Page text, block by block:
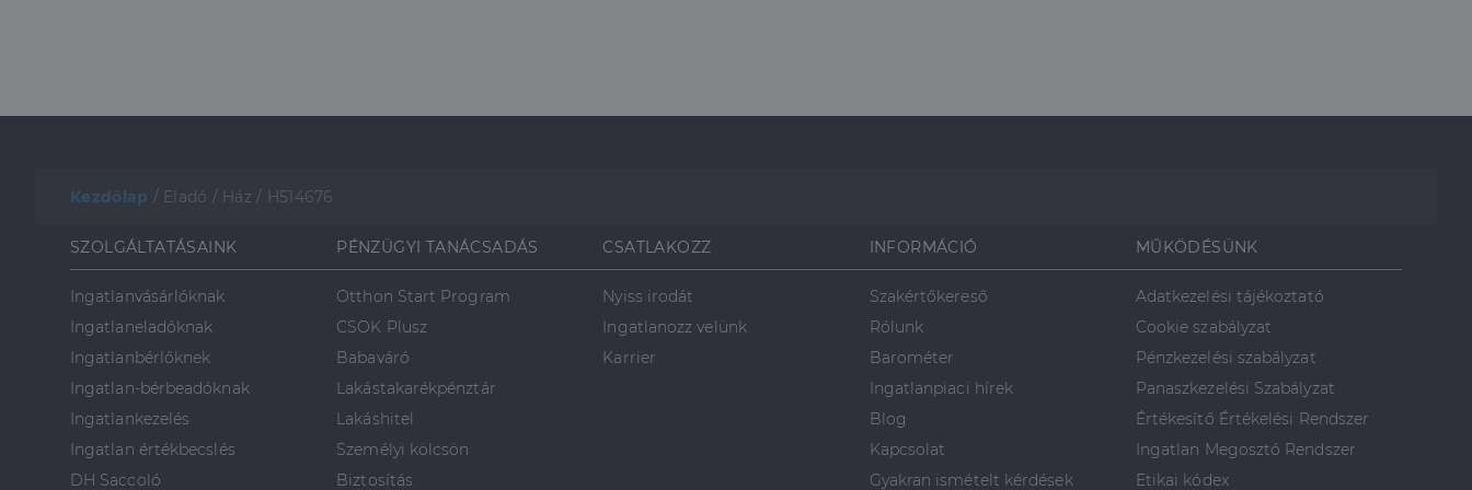
Kezdőlap / Eladó / Ház / H514676
SZOLGÁLTATÁSAINK
Ingatlanvásárlóknak
Ingatlaneladóknak
Ingatlanbérlőknek
Ingatlan-bérbeadóknak
Ingatlankezelés
Ingatlan értékbecslés
DH Saccoló
PÉNZÜGYI TANÁCSADÁS
Otthon Start Program
CSOK Plusz
Babaváró
Lakástakarékpénztár
Lakáshitel
Személyi kölcsön
Biztosítás
CSATLAKOZZ
Nyiss irodát
Ingatlanozz velünk
Karrier
INFORMÁCIÓ
Szakértőkereső
Rólunk
Barométer
Ingatlanpiaci hírek
Blog
Kapcsolat
Gyakran ismételt kérdések
MŰKÖDÉSÜNK
Adatkezelési tájékoztató
Cookie szabályzat
Pénzkezelési szabályzat
Panaszkezelési Szabályzat
Értékesítő Értékelési Rendszer
Ingatlan Megosztó Rendszer
Etikai kódex